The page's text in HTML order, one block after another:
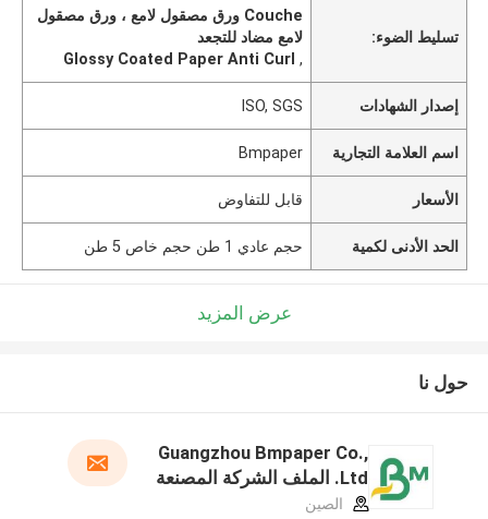
تسليط الضوء:
Couche ورق مصقول لامع ، ورق مصقول
لامع مضاد للتجعد
,
Glossy Coated Paper Anti Curl
إصدار الشهادات ISO, SGS
اسم العلامة التجارية Bmpaper
الأسعار قابل للتفاوض
الحد الأدنى لكمية حجم عادي 1 طن حجم خاص 5 طن
عرض المزيد
حول نا
Guangzhou Bmpaper Co.,
Ltd. الملف الشركة المصنعة
الصين